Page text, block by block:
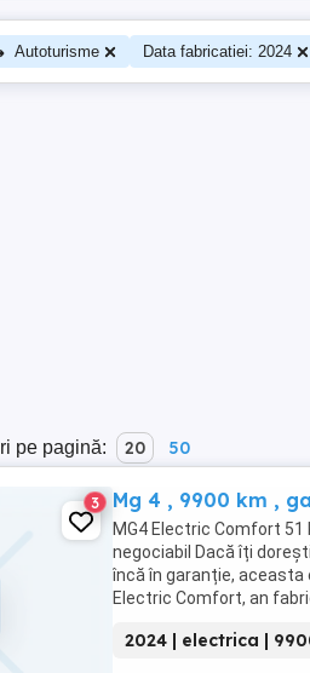
Autoturisme Data fabricatiei: 2024
pe pagină: 20 50
3 Mg 4 , 9900 km ,
MG4 Electric Comfort 51
negociabil Dacă îți
încă în garanție, aceasta
Electric Comfort, an
2024 | electrica |